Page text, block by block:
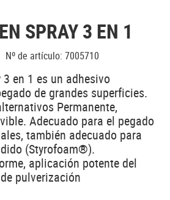
SPRAY 3 EN 1
Nº de artículo: 7005710
en 1 es un adhesivo
de grandes superficies.
Permanente,
Adecuado para el pegado
también adecuado para
(Styrofoam®).
aplicación potente del
pulverización